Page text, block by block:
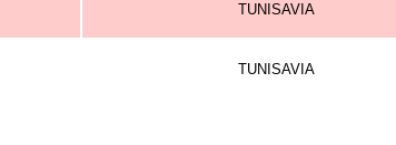
TUNISAVIA
TUNISAVIA